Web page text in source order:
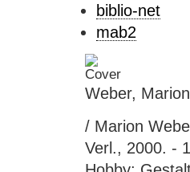
biblio-net
mab2
Weber,
/ Marion
Verl., 2000. -